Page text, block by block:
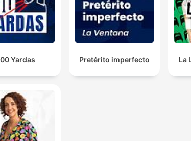
Yardas Pretérito imperfecto La